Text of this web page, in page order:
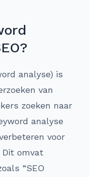
analyse) is
van
zoeken naar
analyse
voor
omvat
“SEO